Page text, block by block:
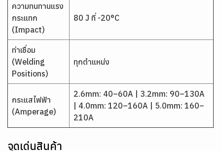
ความทนทานแรง
กระแทก
(Impact)
80 J ที่ -20°C
ท่าเชื่อม
(Welding
Positions)
ทุกตำแหน่ง
กระแสไฟฟ้า
(Amperage)
2.6mm: 40–60A | 3.2mm: 90–130A
| 4.0mm: 120–160A | 5.0mm: 160–
210A
จุดเด่นสินค้า